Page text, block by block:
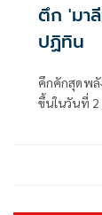
ตึก 'มา
ปฏิทิน
คึกคักสุดพลั
ขึ้นในวันที่